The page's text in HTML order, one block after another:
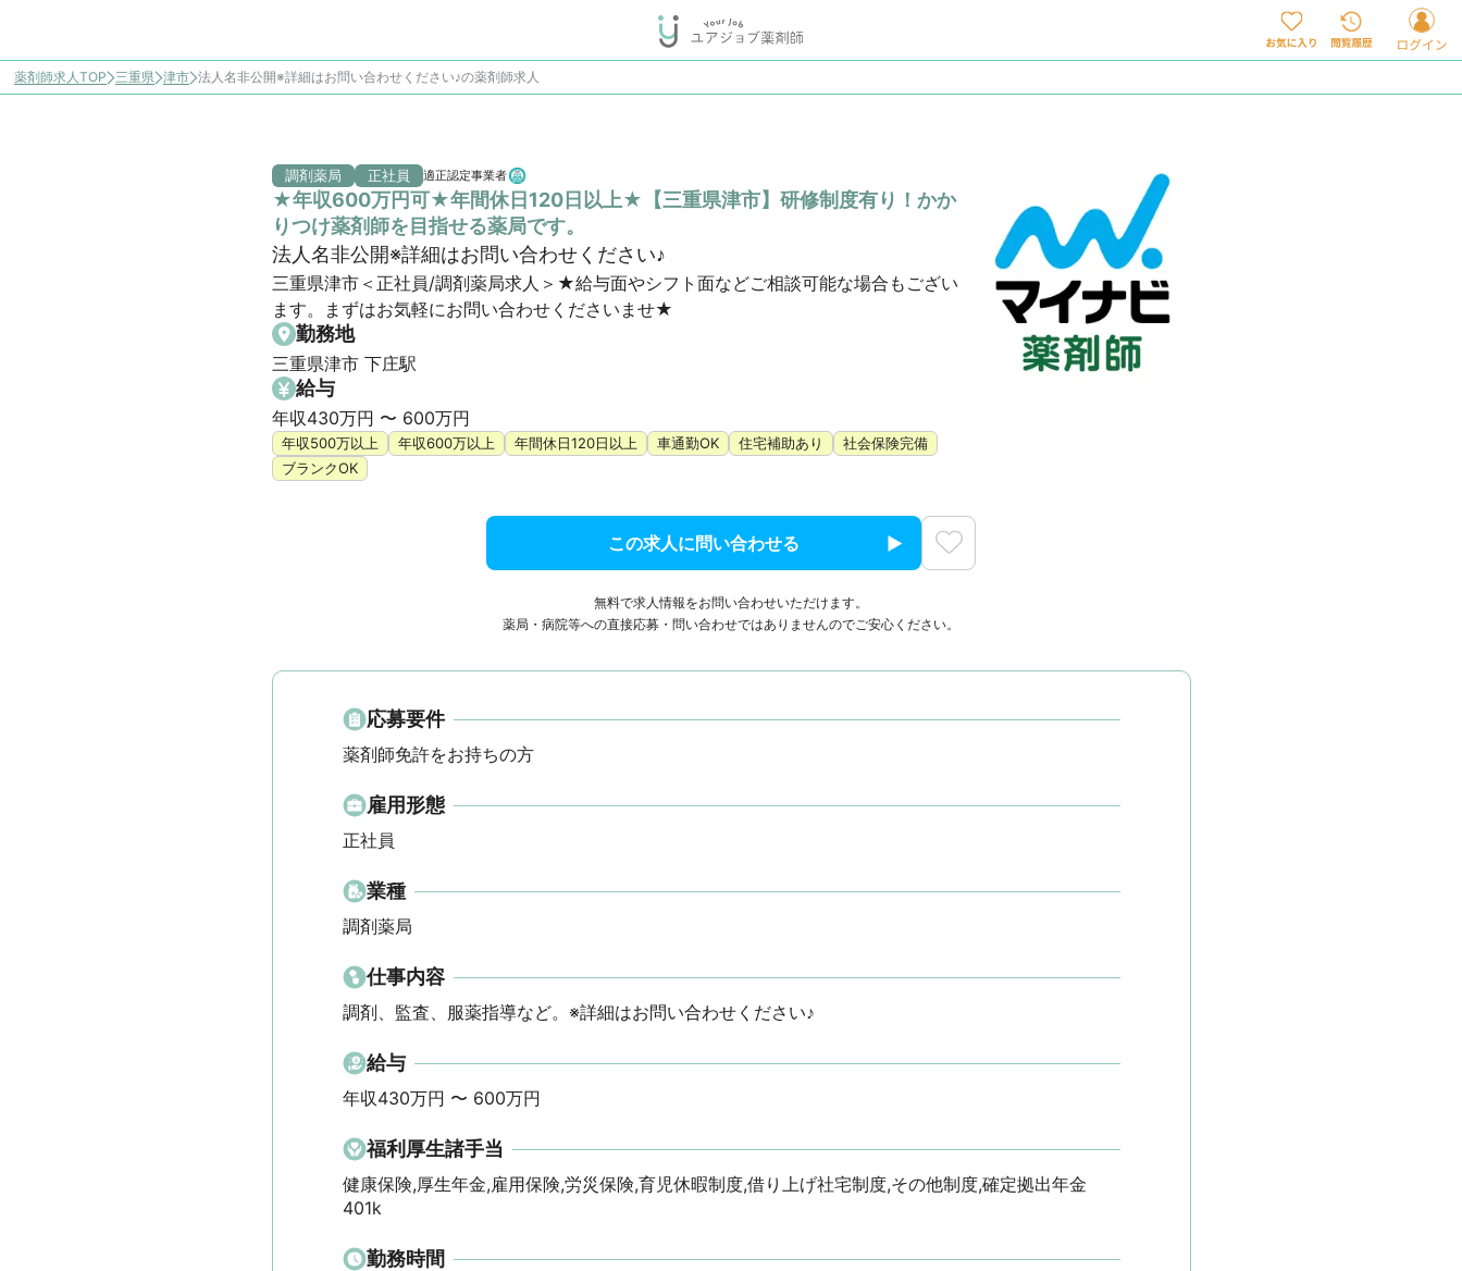
薬剤師求人TOP 三重県 津市 法人名非公開※詳細はお問い合わせください♪の薬剤師求人
調剤薬局 正社員 適正認定事業者
★年収600万円可★年間休日120日以上★【三重県津市】研修制度有り！かか
りつけ薬剤師を目指せる薬局です。
法人名非公開※詳細はお問い合わせください♪
三重県津市＜正社員/調剤薬局求人＞★給与面やシフト面などご相談可能な場合もござい
ます。まずはお気軽にお問い合わせくださいませ★
勤務地
三重県津市 下庄駅
給与
年収430万円 〜 600万円
年収500万以上 年収600万以上 年間休日120日以上 車通勤OK 住宅補助あり
社会保険完備
ブランクOK
この求人に問い合わせる
無料で求人情報をお問い合わせいただけます。
薬局・病院等への直接応募・問い合わせではありませんのでご安心ください。
応募要件
薬剤師免許をお持ちの方
雇用形態
正社員
業種
調剤薬局
仕事内容
調剤、監査、服薬指導など。※詳細はお問い合わせください♪
給与
年収430万円 〜 600万円
福利厚生諸手当
健康保険,厚生年金,雇用保険,労災保険,育児休暇制度,借り上げ社宅制度,その他制度,確定拠出年金
401k
勤務時間